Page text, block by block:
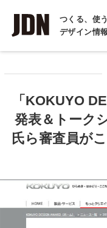
つくる、使
デザイン情
インタビュー
COLUMN
コラム
「KOKUYO
発表＆トーク
氏ら審査員が